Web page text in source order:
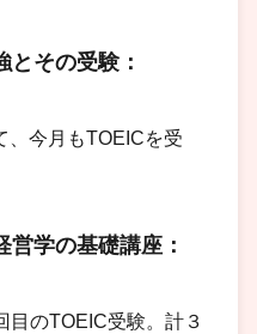
その受験：
、今月もTOEICを受
学の基礎講座：
目のTOEIC受験。計３